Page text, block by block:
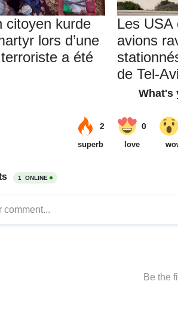
citoyen kurde
lors d’une
a été
Les USA
avions
de Tel-